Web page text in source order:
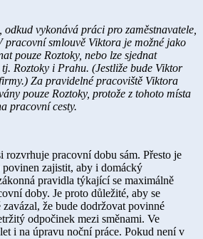
vykonává práci pro zaměstnavatele,
pracovní smlouvě Viktora je možné jako
pouze Roztoky, nebo lze sjednat
Roztoky i Prahu. (Jestliže bude Viktor
Za pravidelné pracoviště Viktora
pouze Roztoky, protože z tohoto místa
pracovní cesty.
rozvrhuje pracovní dobu sám. Přesto je
povinen zajistit, aby i domácký
pravidla týkající se maximálně
doby. Je proto důležité, aby se
zavázal, že bude dodržovat povinné
odpočinek mezi směnami. Ve
i na úpravu noční práce. Pokud není v